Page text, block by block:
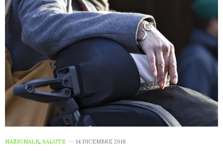
NAZIONALE, SALUTE 14 DICEMBRE 2018